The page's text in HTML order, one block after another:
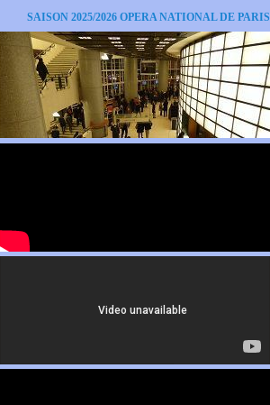
SAISON 2025/2026 OPERA NATIONAL DE PARIS